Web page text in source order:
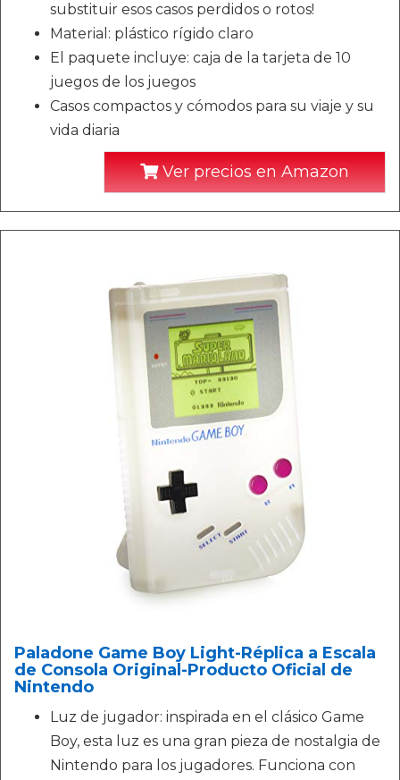
substituir esos casos perdidos o rotos!
Material: plástico rígido claro
El paquete incluye: caja de la tarjeta de 10
juegos de los juegos
Casos compactos y cómodos para su viaje y su
vida diaria
Ver precios en Amazon
Paladone Game Boy Light-Réplica a Escala
de Consola Original-Producto Oficial de
Nintendo
Luz de jugador: inspirada en el clásico Game
Boy, esta luz es una gran pieza de nostalgia de
Nintendo para los jugadores. Funciona con